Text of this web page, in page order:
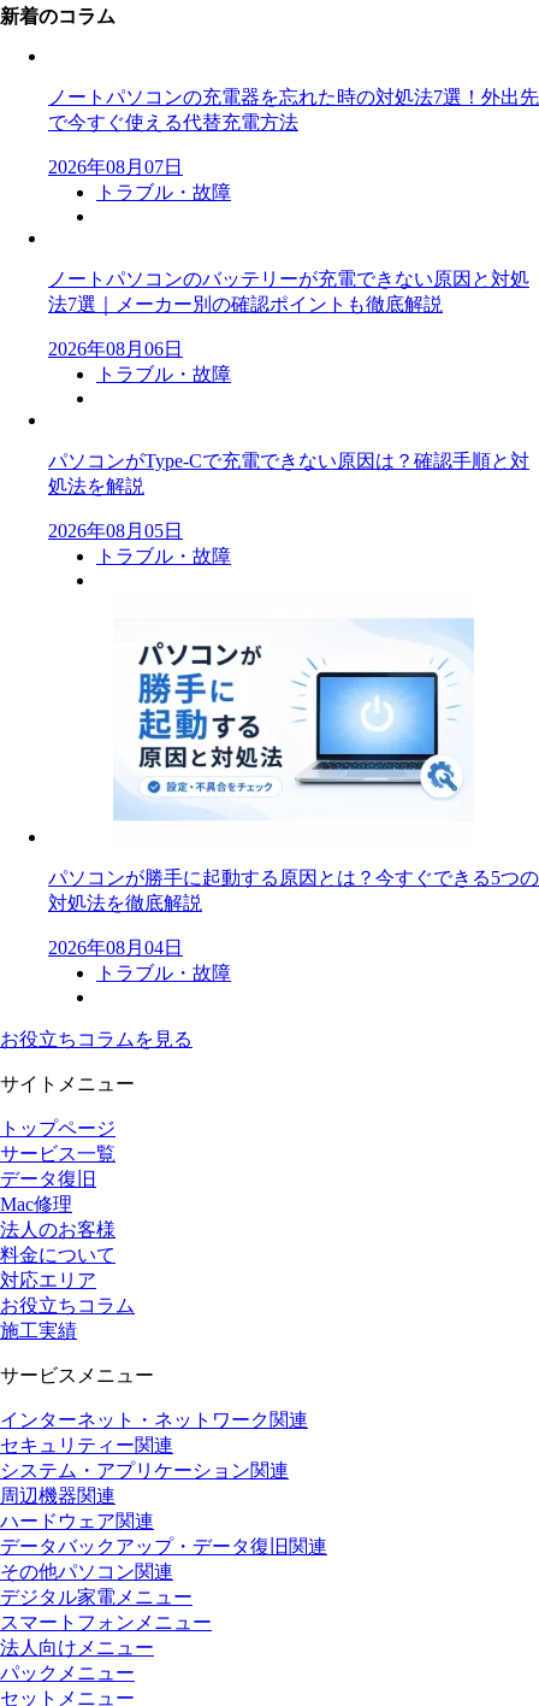
新着のコラム
ノートパソコンの充電器を忘れた時の対処法7選！外出先
で今すぐ使える代替充電方法
2026年08月07日
トラブル・故障
ノートパソコンのバッテリーが充電できない原因と対処
法7選｜メーカー別の確認ポイントも徹底解説
2026年08月06日
トラブル・故障
パソコンがType-Cで充電できない原因は？確認手順と対
処法を解説
2026年08月05日
トラブル・故障
パソコンが勝手に起動する原因とは？今すぐできる5つの
対処法を徹底解説
2026年08月04日
トラブル・故障
お役立ちコラムを見る
サイトメニュー
トップページ
サービス一覧
データ復旧
Mac修理
法人のお客様
料金について
対応エリア
お役立ちコラム
施工実績
サービスメニュー
インターネット・ネットワーク関連
セキュリティー関連
システム・アプリケーション関連
周辺機器関連
ハードウェア関連
データバックアップ・データ復旧関連
その他パソコン関連
デジタル家電メニュー
スマートフォンメニュー
法人向けメニュー
パックメニュー
セットメニュー